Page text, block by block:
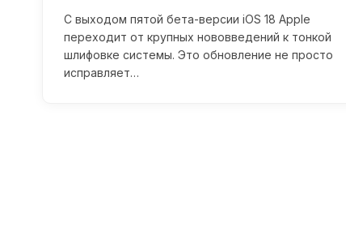
С выходом пятой бета-версии iOS 18 Apple
переходит от крупных нововведений к тонкой
шлифовке системы. Это обновление не просто
исправляет…